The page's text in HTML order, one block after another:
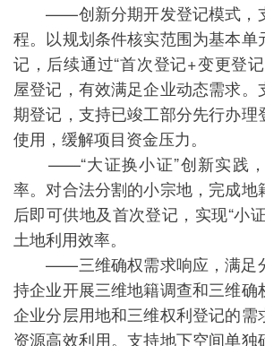
——创新分期开发登记模式，
程。以规划条件核实范围为基本单
记，后续通过“首次登记+变更登
屋登记，有效满足企业动态需求。
期登记，支持已竣工部分先行办理
使用，缓解项目资金压力。
——“大证换小证”创新实践，
率。对合法分割的小宗地，完成地
后即可供地及首次登记，实现“小
土地利用效率。
——三维确权需求响应，满足
持企业开展三维地籍调查和三维确
企业分层用地和三维权利登记的需
资源高效利用。支持地下空间单独